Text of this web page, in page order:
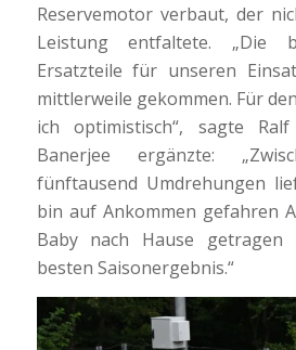
Reservemotor verbaut, der
Leistung entfaltete. „Die
Ersatzteile für unseren
mittlerweile gekommen. Für
ich optimistisch“, sagte
Banerjee ergänzte:
fünftausend Umdrehungen
bin auf Ankommen gefahren
Baby nach Hause
besten Saisonergebnis.“